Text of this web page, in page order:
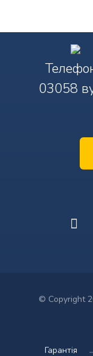
03058
© Copyright
Гарантія